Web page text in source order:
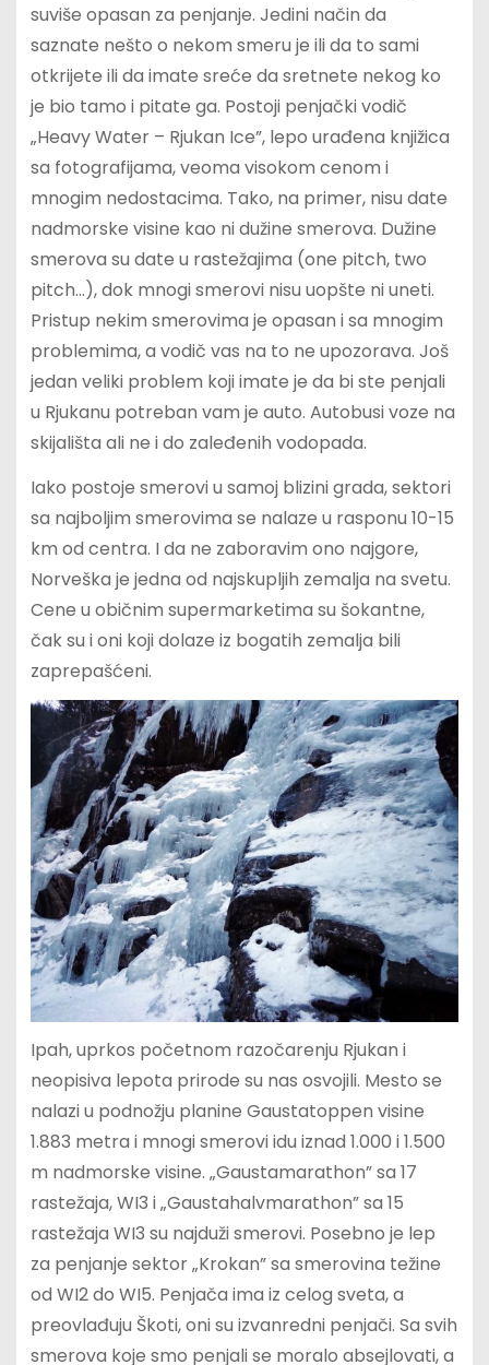
suviše opasan za penjanje. Jedini način da
saznate nešto o nekom smeru je ili da to sami
otkrijete ili da imate sreće da sretnete nekog ko
je bio tamo i pitate ga. Postoji penjački vodič
„Heavy Water – Rjukan Ice”, lepo urađena knjižica
sa fotografijama, veoma visokom cenom i
mnogim nedostacima. Tako, na primer, nisu date
nadmorske visine kao ni dužine smerova. Dužine
smerova su date u rastežajima (one pitch, two
pitch…), dok mnogi smerovi nisu uopšte ni uneti.
Pristup nekim smerovima je opasan i sa mnogim
problemima, a vodič vas na to ne upozorava. Još
jedan veliki problem koji imate je da bi ste penjali
u Rjukanu potreban vam je auto. Autobusi voze na
skijališta ali ne i do zaleđenih vodopada.
Iako postoje smerovi u samoj blizini grada, sektori
sa najboljim smerovima se nalaze u rasponu 10-15
km od centra. I da ne zaboravim ono najgore,
Norveška je jedna od najskupljih zemalja na svetu.
Cene u običnim supermarketima su šokantne,
čak su i oni koji dolaze iz bogatih zemalja bili
zaprepašćeni.
Ipah, uprkos početnom razočarenju Rjukan i
neopisiva lepota prirode su nas osvojili. Mesto se
nalazi u podnožju planine Gaustatoppen visine
1.883 metra i mnogi smerovi idu iznad 1.000 i 1.500
m nadmorske visine. „Gaustamarathon” sa 17
rastežaja, WI3 i „Gaustahalvmarathon” sa 15
rastežaja WI3 su najduži smerovi. Posebno je lep
za penjanje sektor „Krokan” sa smerovina težine
od WI2 do WI5. Penjača ima iz celog sveta, a
preovlađuju Škoti, oni su izvanredni penjači. Sa svih
smerova koje smo penjali se moralo absejlovati, a